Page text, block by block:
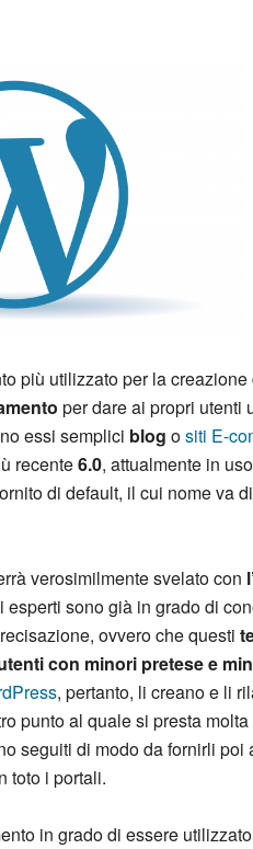
più utilizzato per la
per dare ai propri utenti
essi semplici blog ositi E-
recente6.0, attualmente in
di default, il cui nome va
verosimilmente svelato con
sono già in grado di
ovvero che questi
con minori pretese e
, pertanto, li creano e li
punto al quale si presta
seguiti di modo da fornirli poi
toto i portali.
in grado di essere